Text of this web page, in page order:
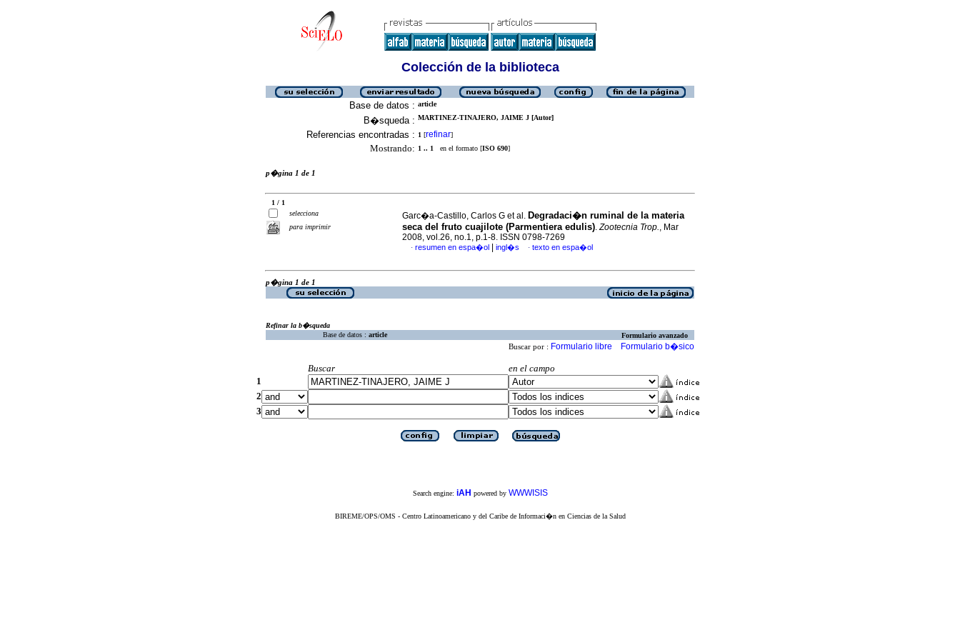
Colección de la biblioteca
Base de datos : article
B�squeda : MARTINEZ-TINAJERO, JAIME J [Autor]
Referencias encontradas : 1 [refinar]
Mostrando: 1 .. 1 en el formato [ISO 690]
p�gina 1 de 1
1 / 1
selecciona
para imprimir
Garc�a-Castillo, Carlos G et al. Degradaci�n ruminal de la materia
seca del fruto cuajilote (Parmentiera edulis).Zootecnia Trop., Mar
2008, vol.26, no.1, p.1-8. ISSN 0798-7269
· resumen en espa�ol ingl�s · texto en espa�ol
p�gina 1 de 1
Refinar la b�squeda
Base de datos : article Formulario avanzado
Buscar por : Formulario libre Formulario b�sico
Buscar
en el campo
1
2
3
Search engine: iAH powered by WWWISIS
BIREME/OPS/OMS - Centro Latinoamericano y del Caribe de Informaci�n en Ciencias de la Salud